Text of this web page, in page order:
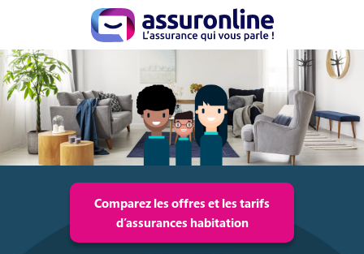
Comparez les offres et les tarifs
d’assurances habitation